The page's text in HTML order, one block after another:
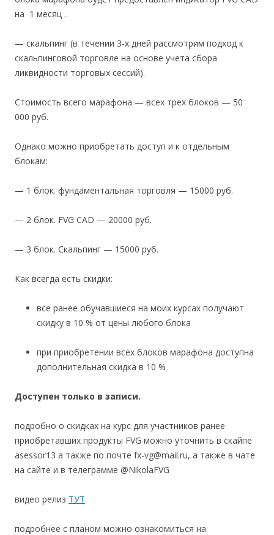
на 1 месяц .
— скальпинг (в течении 3-х дней рассмотрим подход к
скальпинговой торговле на основе учета сбора
ликвидности торговых сессий).
Стоимость всего марафона — всех трех блоков — 50
000 руб.
Однако можно приобретать доступ и к отдельным
блокам:
— 1 блок. фундаментальная торговля — 15000 руб.
— 2 блок. FVG CAD — 20000 руб.
— 3 блок. Скальпинг — 15000 руб.
Как всегда есть скидки:
все ранее обучавшиеся на моих курсах получают
скидку в 10 % от цены любого блока
при приобретении всех блоков марафона доступна
дополнительная скидка в 10 %
Доступен только в записи.
подробно о скидках на курс для участников ранее
приобретавших продукты FVG можно уточнить в скайпе
asessor13 а также по почте fx-vg@mail.ru, а также в чате
на сайте и в телеграмме @NikolaFVG
видео релиз ТУТ
подробнее с планом можно ознакомиться на